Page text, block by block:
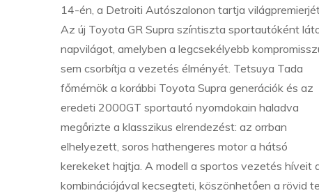
14-én, a Detroiti Autószalonon tartja
Az új Toyota GR Supra színtiszta sportautóként
napvilágot, amelyben a legcsekélyebb
sem csorbítja a vezetés élményét. Tetsuya Tada
főmérnök a korábbi Toyota Supra generációk és az
eredeti 2000GT sportautó nyomdokain haladva
megőrizte a klasszikus elrendezést: az orrban
elhelyezett, soros hathengeres motor a hátsó
kerekeket hajtja. A modell a sportos vezetés híveit
kombinációjával kecsegteti, köszönhetően a rövid